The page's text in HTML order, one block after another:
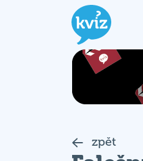
BB69,